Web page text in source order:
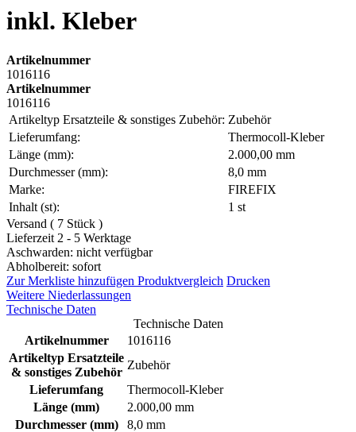
inkl. Kleber
Artikelnummer
1016116
Artikelnummer
1016116
Artikeltyp Ersatzteile & sonstiges Zubehör: Zubehör
Lieferumfang:
Thermocoll-Kleber
Länge (mm):
2.000,00 mm
Durchmesser (mm):
8,0 mm
Marke:
FIREFIX
Inhalt (st):
1 st
Versand ( 7 Stück )
Lieferzeit 2 - 5 Werktage
Aschwarden: nicht verfügbar
Abholbereit: sofort
Zur Merkliste hinzufügen Produktvergleich Drucken
Weitere Niederlassungen
Technische Daten
Technische Daten
Artikelnummer
1016116
Artikeltyp Ersatzteile
& sonstiges Zubehör
Zubehör
Lieferumfang
Thermocoll-Kleber
Länge (mm)
2.000,00 mm
Durchmesser (mm)
8,0 mm